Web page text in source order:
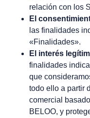
relación con los
El
las finalidades
«Finalidades».
El interés
finalidades
que
todo ello a partir
comercial
BELOO, y